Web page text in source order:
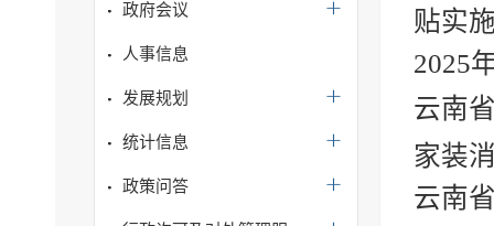
政府会议
人事信息
发展规划
统计信息
政策问答
贴实
2025
云南
家装
云南